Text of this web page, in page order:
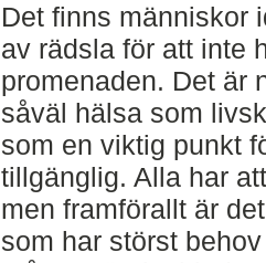
Det finns människor
av rädsla för att inte
promenaden. Det är
såväl hälsa som
som en viktig punkt
tillgänglig. Alla har
men framförallt är
som har störst